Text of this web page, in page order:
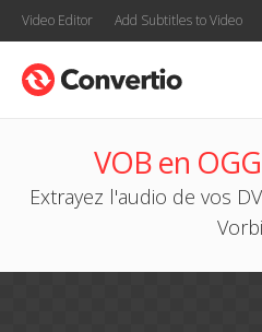
Video Editor Add Subtitles to Video
VOB en
Extrayez l'audio de vos